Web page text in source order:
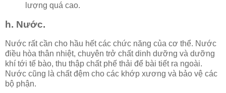
lượng quá cao.
h. Nước.
Nước rất cần cho hầu hết các chức năng của cơ thể. Nước
điều hòa thân nhiệt, chuyên trở chất dinh dưỡng và dưỡng
khí tới tế bào, thu thập chất phế thải để bài tiết ra ngoài.
Nước cũng là chất đệm cho các khớp xương và bảo vệ các
bộ phận.